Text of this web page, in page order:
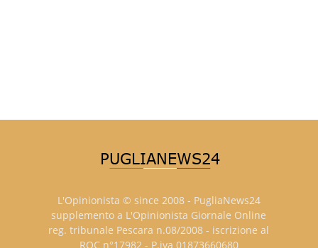
L'Opinionista © since 2008 - PugliaNews24
supplemento a L'Opinionista Giornale Online
reg. tribunale Pescara n.08/2008 - iscrizione al
ROC n°17982 - P.iva 01873660680